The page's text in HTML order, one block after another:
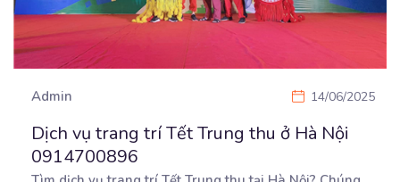
Admin 14/06/2025
Dịch vụ trang trí Tết Trung thu ở Hà Nội
0914700896